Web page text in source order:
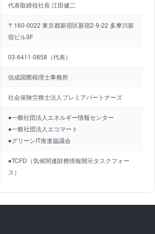
代表取締役社長 江田健二
〒160-0022 東京都新宿区新宿2-9-22 多摩川新
宿ビル3F
03-6411-0858（代表）
信成国際税理士事務所
社会保険労務士法人プレミアパートナーズ
●一般社団法人エネルギー情報センター
●一般社団法人エコマート
●グリーンIT推進協議会
●TCFD（気候関連財務情報開示タスクフォー
ス）